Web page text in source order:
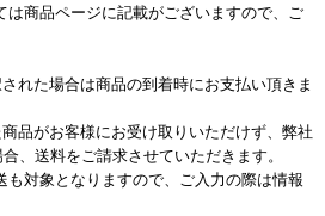
品ページに記載がございますので、ご
た場合は商品の到着時にお支払い頂きま
がお客様にお受け取りいただけず、弊社
、送料をご請求させていただきます。
象となりますので、ご入力の際は情報